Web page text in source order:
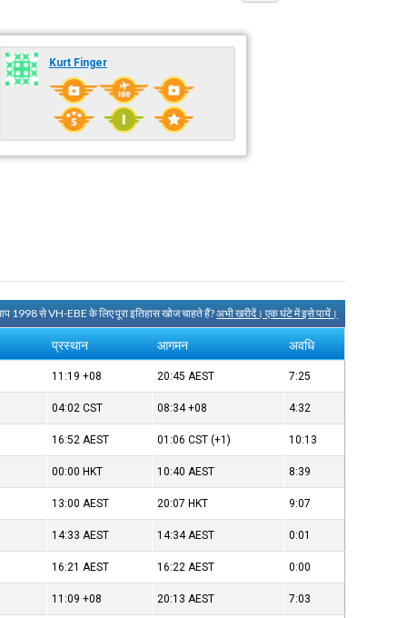
Kurt Finger
1998 से VH-EBE के लिए पूरा इतिहास खोज चाहते हैं?अभी खरीदें। एक घंटे में इसे पायें।
प्रस्थान आगमन अवधि
11:19+08 20:45AEST 7:25
04:02CST 08:34+08 4:32
16:52AEST 01:06CST (+1) 10:13
00:00 HKT 10:40AEST 8:39
13:00AEST 20:07 HKT 9:07
14:33AEST 14:34AEST 0:01
16:21AEST 16:22AEST 0:00
11:09+08 20:13AEST 7:03